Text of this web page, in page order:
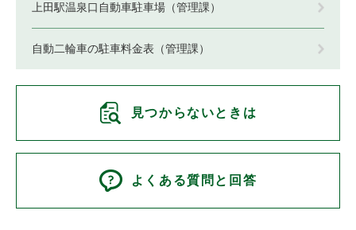
上田駅温泉口自動車駐車場（管理課）
自動二輪車の駐車料金表（管理課）
見つからないときは
よくある質問と回答